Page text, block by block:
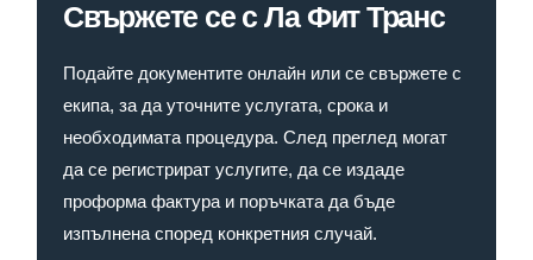
Свържете се с Ла Фит Транс
Подайте документите онлайн или се свържете с
екипа, за да уточните услугата, срока и
необходимата процедура. След преглед могат
да се регистрират услугите, да се издаде
проформа фактура и поръчката да бъде
изпълнена според конкретния случай.